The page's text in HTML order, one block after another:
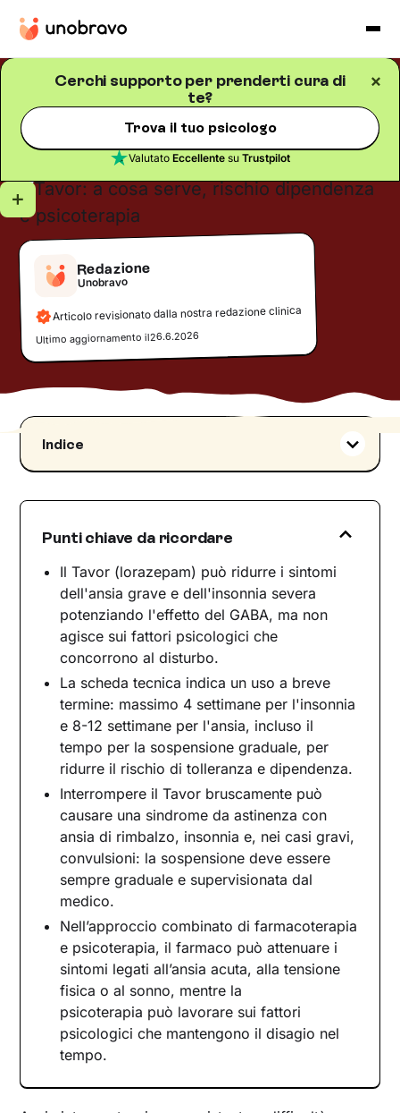
Cerchi supporto per prenderti cura di
te?
Trova il tuo psicologo
Valutato Eccellentesu Trustpilot
minuti di lettura
Tavor: a cosa serve, rischio
dipendenza e psicoterapia
Redazione
Unobravo
Articolo revisionato dalla nostra redazione clinica
Ultimo aggiornamento il26.6.2026
Indice
Di che classe farmaceutica fa parte?
Come funziona Tavor
Effetti collaterali
Interazioni con altri farmaci
Avvertenze e precauzioni d'uso
Gravidanza e allattamento
Guida e attività che richiedono attenzione
Anziani e persone fragili
Depressione e uso non appropriato
Tavor e psicoterapia: due strumenti nel
percorso di cura
Punti chiave da ricordare
Il Tavor (lorazepam) può ridurre i sintomi
dell'ansia grave e dell'insonnia severa
potenziando l'effetto del GABA, ma non
agisce sui fattori psicologici che
concorrono al disturbo.
La scheda tecnica indica un uso a breve
termine: massimo 4 settimane per l'insonnia
e 8-12 settimane per l'ansia, incluso il
tempo per la sospensione graduale, per
ridurre il rischio di tolleranza e dipendenza.
Interrompere il Tavor bruscamente può
causare una sindrome da astinenza con
ansia di rimbalzo, insonnia e, nei casi gravi,
convulsioni: la sospensione deve essere
sempre graduale e supervisionata dal
medico.
Nell’approccio combinato di farmacoterapia
e psicoterapia, il farmaco può attenuare i
sintomi legati all’ansia acuta, alla tensione
fisica o al sonno, mentre la
psicoterapia può lavorare sui fattori
psicologici che mantengono il disagio nel
tempo.